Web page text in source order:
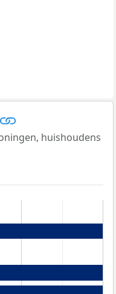
huishoudens